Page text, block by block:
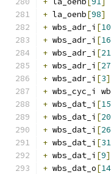
+ la_oenb[98]
+ wbs_adr_i [10
+ wbs_adr_i [16
+ wbs_adr_i [21
+ wbs_adr_i [27
+ wbs_adr_i [3]
+ wbs_cyc_i
+ wbs_dat_i [15
+ wbs_dat_i [20
+ wbs_dat_i [26
+ wbs_dat_i [31
+ wbs_dat_i [9]
+ wbs_dat_o[14